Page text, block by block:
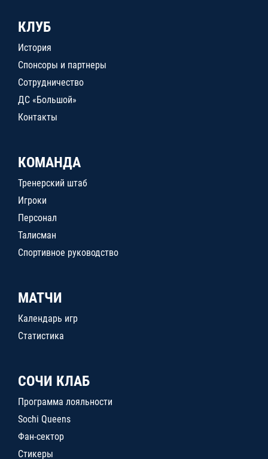
КЛУБ
История
Спонсоры и партнеры
Сотрудничество
ДС «Большой»
Контакты
КОМАНДА
Тренерский штаб
Игроки
Персонал
Талисман
Спортивное руководство
МАТЧИ
Календарь игр
Статистика
СОЧИ КЛАБ
Программа лояльности
Sochi Queens
Фан-сектор
Стикеры